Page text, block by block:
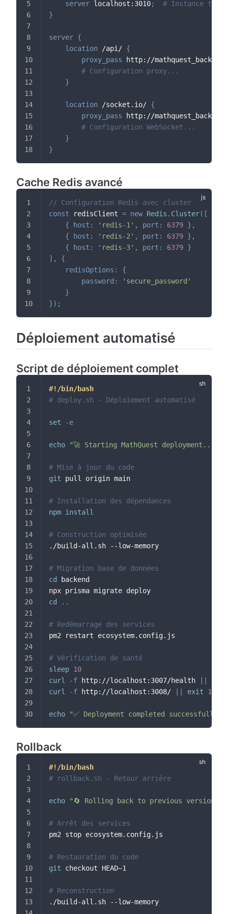
server localhost:3010;
# Instance
}
server {
location /api/ {
proxy_pass http://mathquest_backend
# Configuration proxy...
}
location /socket.io/ {
proxy_pass http://mathquest_backend
# Configuration WebSocket...
}
}
Cache Redis avancé
// Configuration Redis avec cluster
const redisClient = new Redis . Cluster( [
{
host : 'redis-1' , port : 6379 } ,
{
host : 'redis-2' , port : 6379 } ,
{
host : 'redis-3' , port : 6379 }
] ,
{
redisOptions :
{
password :
'secure_password'
}
}) ;
Déploiement automatisé
Script de déploiement complet
#!/bin/bash
# deploy.sh - Déploiement automatisé
set -e
echo "🚀 Starting MathQuest deployment..."
# Mise à jour du code
git pull origin main
# Installation des dépendances
npm install
# Construction optimisée
./build-all.sh --low-memory
# Migration base de données
cd backend
npx prisma migrate deploy
cd
..
# Redémarrage des services
pm2 restart ecosystem.config.js
# Vérification de santé
sleep 10
curl
-f http://localhost:3007/health ||
curl
-f http://localhost:3008/ || exit 1
echo "✅ Deployment completed successfully!"
Rollback
#!/bin/bash
# rollback.sh - Retour arrière
echo "🔄 Rolling back to previous
# Arrêt des services
pm2 stop ecosystem.config.js
# Restauration du code
git checkout HEAD~1
# Reconstruction
./build-all.sh --low-memory